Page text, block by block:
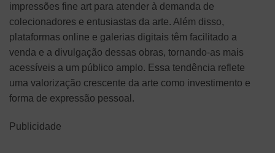
impressões fine art para atender à demanda de
colecionadores e entusiastas da arte. Além disso,
plataformas online e galerias digitais têm facilitado a
venda e a divulgação dessas obras, tornando-as mais
acessíveis a um público amplo. Essa tendência reflete
uma valorização crescente da arte como investimento e
forma de expressão pessoal.
Publicidade